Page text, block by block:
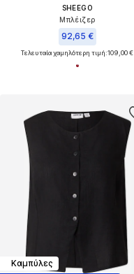
SHEEGO
Μπλέιζερ
92,65 €
Τελευταία χαμηλότερη τιμή:109,00 €
Καμπύλες